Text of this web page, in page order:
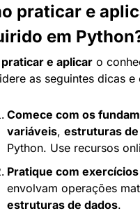
praticar e
em
praticar e aplicar o
as seguintes dicas e
Comece com os
variáveis, estruturas
Python. Use recursos
Pratique com
envolvam operações
estruturas de dados.